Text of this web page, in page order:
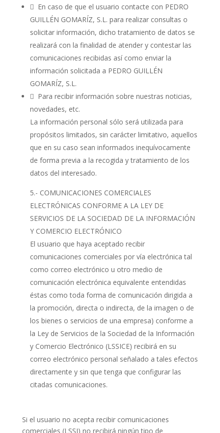
 En caso de que el usuario contacte con PEDRO
GUILLÉN GOMARÍZ, S.L. para realizar consultas o
solicitar información, dicho tratamiento de datos se
realizará con la finalidad de atender y contestar las
comunicaciones recibidas así como enviar la
información solicitada a PEDRO GUILLÉN
GOMARÍZ, S.L.
 Para recibir información sobre nuestras noticias,
novedades, etc.
La información personal sólo será utilizada para
propósitos limitados, sin carácter limitativo, aquellos
que en su caso sean informados inequívocamente
de forma previa a la recogida y tratamiento de los
datos del interesado.
5.- COMUNICACIONES COMERCIALES
ELECTRÓNICAS CONFORME A LA LEY DE
SERVICIOS DE LA SOCIEDAD DE LA INFORMACIÓN
Y COMERCIO ELECTRÓNICO
El usuario que haya aceptado recibir
comunicaciones comerciales por vía electrónica tal
como correo electrónico u otro medio de
comunicación electrónica equivalente entendidas
éstas como toda forma de comunicación dirigida a
la promoción, directa o indirecta, de la imagen o de
los bienes o servicios de una empresa) conforme a
la Ley de Servicios de la Sociedad de la Información
y Comercio Electrónico (LSSICE) recibirá en su
correo electrónico personal señalado a tales efectos
directamente y sin que tenga que configurar las
citadas comunicaciones.
Si el usuario no acepta recibir comunicaciones
comerciales (LSSI) no recibirá ningún tipo de